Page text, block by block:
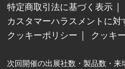
特定商取引法に基づく表示
カスタマーハラスメントに対
クッキーポリシー
クッキ
次回開催の出展社数・製品数・